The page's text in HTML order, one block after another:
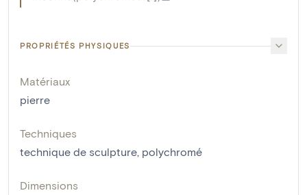
PROPRIÉTÉS PHYSIQUES
Matériaux
pierre
Techniques
technique de sculpture, polychromé
Dimensions